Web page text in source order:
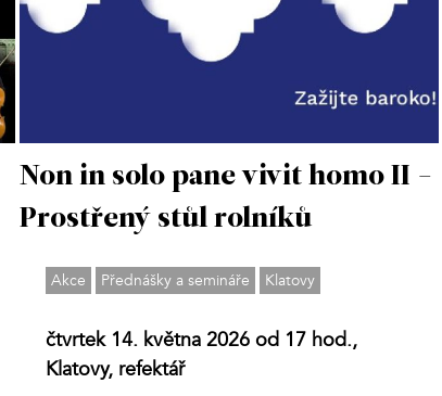
Non in solo pane vivit homo II -
Prostřený stůl rolníků
Akce Přednášky a semináře Klatovy
čtvrtek 14. května 2026 od 17 hod.,
Klatovy, refektář